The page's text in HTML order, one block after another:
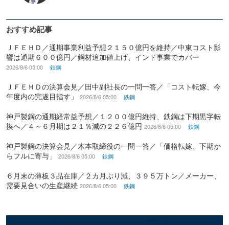
おすすめ記事
ＪＦＥＨＤ／通期事業利益予想２１５０億円を維持／中東コスト影
響は通期６００億円／鋼材追加値上げ、インド事業でカバー
2026/8/6 05:00 鉄鋼
ＪＦＥＨＤの決算会見／田中副社長の一問一答／「コスト転嫁、今
年度内の完遂目指す」
2026/8/6 05:00 鉄鋼
神戸製鋼の通期経常益予想／１２００億円維持、鉄鋼は下期黒字転
換へ／４～６月期は２１％減の２２６億円 2026/8/6 05:00 鉄鋼
神戸製鋼の決算会見／木本取締役の一問一答／「価格転嫁、下期か
らフルに寄与」
2026/8/6 05:00 鉄鋼
６月末の薄板３品在庫／２カ月ぶり減、３９５万トン／メーカー、
需要見合いの生産継続 2026/8/6 05:00 鉄鋼